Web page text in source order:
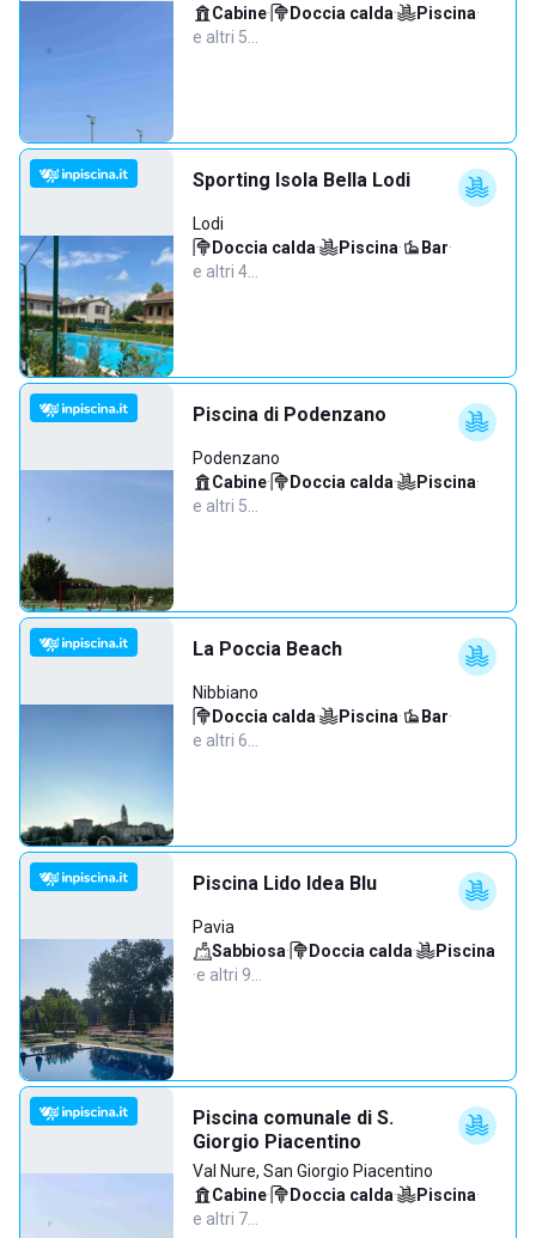
Cabine· Doccia calda· Piscina·
e altri 5…
Sporting Isola Bella Lodi
Lodi
Doccia calda· Piscina· Bar·
e altri 4…
Piscina di Podenzano
Podenzano
Cabine· Doccia calda· Piscina·
e altri 5…
La Poccia Beach
Nibbiano
Doccia calda· Piscina· Bar·
e altri 6…
Piscina Lido Idea Blu
Pavia
Sabbiosa· Doccia calda·
Piscina
·e altri 9…
Piscina comunale di S.
Giorgio Piacentino
Val Nure, San Giorgio Piacentino
Cabine· Doccia calda· Piscina·
e altri 7…